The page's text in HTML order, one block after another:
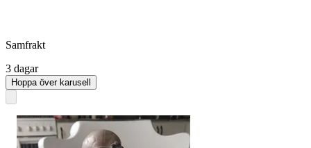
Samfrakt
3 dagar
Hoppa över karusell